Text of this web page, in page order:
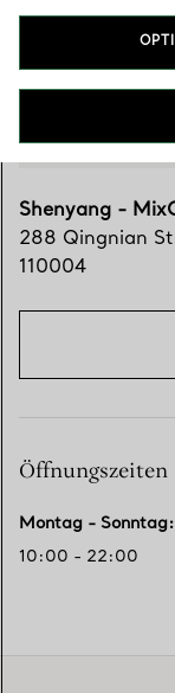
Shenyang -
288 Qingnian
110004
Öffnungszeiten
Montag - Sonntag:
10:00 - 22:00